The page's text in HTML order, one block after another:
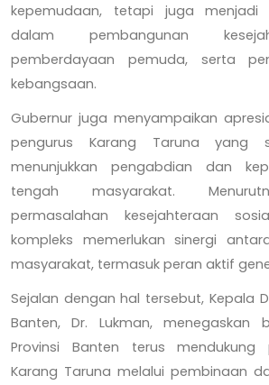
kepemudaan, tetapi juga menjadi
dalam pembangunan
pemberdayaan pemuda, serta
kebangsaan.
Gubernur juga menyampaikan
pengurus Karang Taruna yang
menunjukkan pengabdian dan
tengah masyarakat.
permasalahan kesejahteraan
kompleks memerlukan sinergi
masyarakat, termasuk peran aktif
Sejalan dengan hal tersebut, Kepala
Banten, Dr. Lukman, menegaskan
Provinsi Banten terus mendukung
Karang Taruna melalui pembinaan